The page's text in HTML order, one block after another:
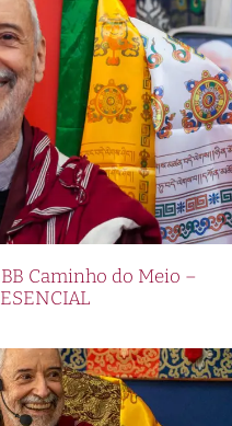
Caminho do Meio –